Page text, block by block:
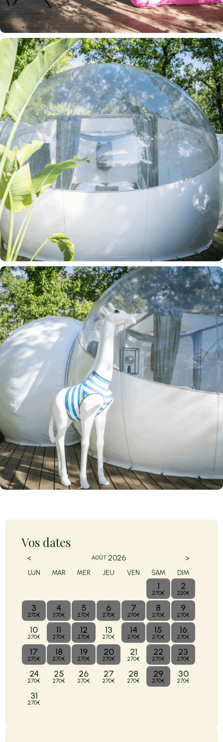
Vos dates
< AOÛT 2026 >
LUN MAR MER JEU VEN SAM DIM
1
270€
2
220€
3
270€
4
270€
5
270€
6
270€
7
270€
8
270€
9
270€
10
270€
11
270€
12
270€
13
270€
14
270€
15
270€
16
270€
17
270€
18
270€
19
270€
20
270€
21
270€
22
270€
23
270€
24
270€
25
270€
26
270€
27
270€
28
270€
29
270€
30
270€
31
270€